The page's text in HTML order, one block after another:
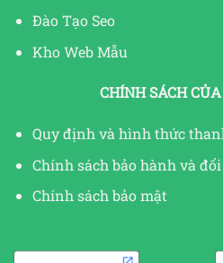
Đào Tạo Seo
Kho Web Mẫu
CHÍNH SÁCH
Quy định và hình thức
Chính sách bảo hành và
Chính sách bảo mật